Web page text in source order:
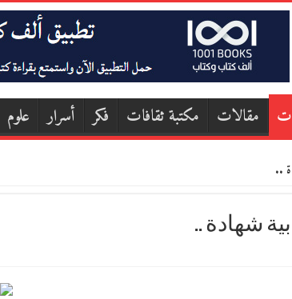
مقالات مكتبة ثقافات فكر أسرار علوم
..
شهادة ..